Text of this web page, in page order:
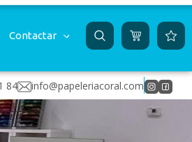
Contactar
84 info@papeleriacoral.com